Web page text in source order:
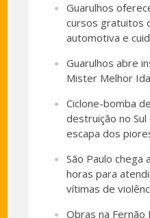
Guarulhos
cursos gratuitos
automotiva e
Guarulhos abre
Mister Melhor
Ciclone-bomba
destruição no Sul
escapa dos
São Paulo chega
horas para
vítimas de
Obras na